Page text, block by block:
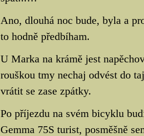
Ano, dlouhá noc bude, byla a
to hodně předbíham.
U Marka na krámě jest
rouškou tmy nechaj odvést do
vrátit se zase zpátky.
Po příjezdu na svém bicyklu
Gemma 75S turist, posměšně